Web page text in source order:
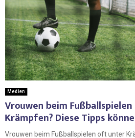
Medien
Vrouwen beim
Krämpfen? Diese Tipps
Vrouwen beim Fußballspielen oft unter